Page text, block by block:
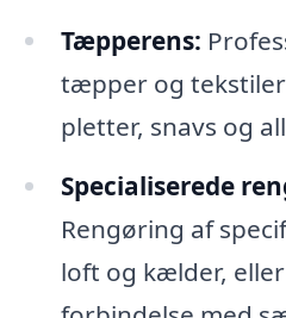
Tæpperens:
tæpper og
pletter, snavs og
Specialiserede
Rengøring af
loft og kælder,